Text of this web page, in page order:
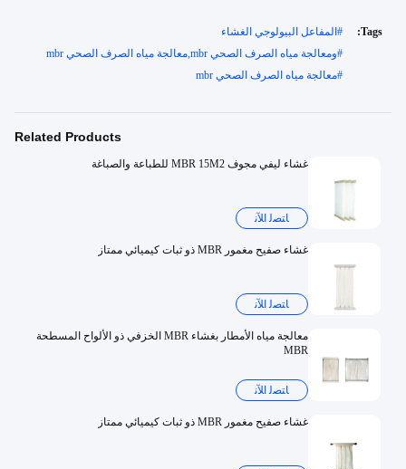
Tags:
# المفاعل البيولوجي الغشاء
#ومعالجة مياه الصرف الصحي mbr,معالجة مياه الصرف الصحي mbr
#معالجة مياه الصرف الصحي mbr
Related Products
غشاء ليفي مجوف MBR 15M2 للطباعة والصباغة
ﺎﺘﺼﻟ ﺍﻶﻧ
غشاء صفيح مغمور MBR ذو ثبات كيميائي ممتاز
ﺎﺘﺼﻟ ﺍﻶﻧ
معالجة مياه الأمطار بغشاء MBR الخزفي ذو الألواح المسطحة
MBR
ﺎﺘﺼﻟ ﺍﻶﻧ
غشاء صفيح مغمور MBR ذو ثبات كيميائي ممتاز